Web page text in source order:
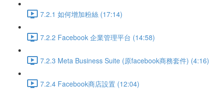
7.2.1 如何增加粉絲 (17:14)
7.2.2 Facebook 企業管理平台 (14:58)
7.2.3 Meta Business Suite (原facebook商務套件) (4:16)
7.2.4 Facebook商店設置 (12:04)